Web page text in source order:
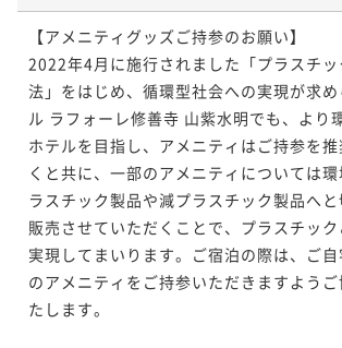
【アメニティグッズご持参のお願い】
2022年4月に施行されました「プラスチ
法」をはじめ、循環型社会への実現が求
ル ラフォーレ修善寺 山紫水明でも、より
ホテルを目指し、アメニティはご持参を
くと共に、一部のアメニティについては
ラスチック製品や減プラスチック製品へ
販売させていただくことで、プラスチッ
実現してまいります。ご宿泊の際は、ご
のアメニティをご持参いただきますよう
たします。